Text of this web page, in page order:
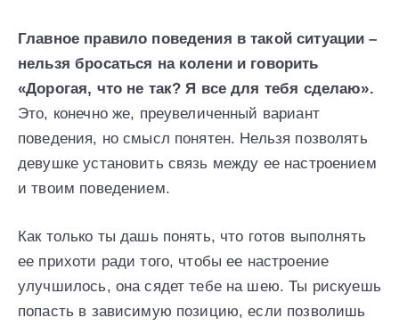
Главное правило поведения в такой ситуации –
нельзя бросаться на колени и говорить
«Дорогая, что не так? Я все для тебя сделаю».
Это, конечно же, преувеличенный вариант
поведения, но смысл понятен. Нельзя позволять
девушке установить связь между ее настроением
и твоим поведением.
Как только ты дашь понять, что готов выполнять
ее прихоти ради того, чтобы ее настроение
улучшилось, она сядет тебе на шею. Ты рискуешь
попасть в зависимую позицию, если позволишь